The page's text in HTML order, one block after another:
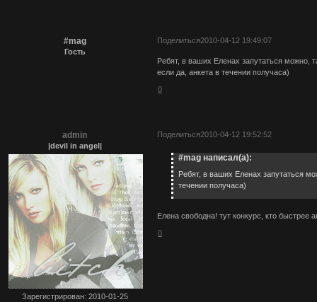
Поделиться2010-04-12 19:49:07
#mag
Гость
Ребят, в ваших Еленах запутаться можно,
если да, анкета в течении получаса)
0
Поделиться2010-04-12 19:52:52
admin
|devil in angel|
Зарегистрирован: 2010-01-25
#mag написал(а):
Ребят, в ваших Еленах запутаться
течении получаса)
Елена свободна! тут конкурс, кто быстрее
0